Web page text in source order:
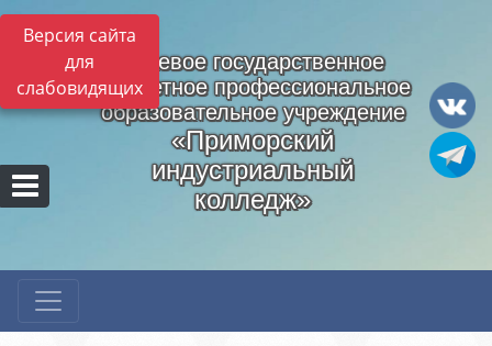
Версия сайта
для
слабовидящих
Краевое государственное
бюджетное профессиональное
образовательное учреждение
«Приморский
индустриальный
колледж»